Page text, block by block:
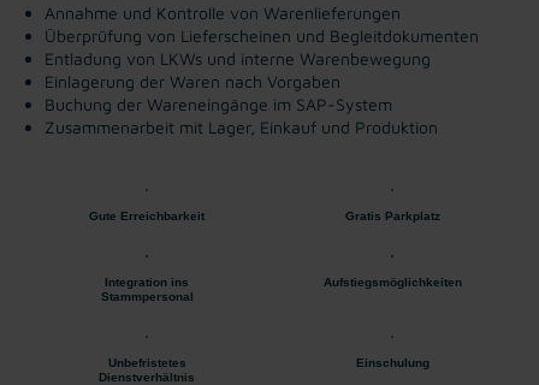
Annahme und Kontrolle von Warenlieferungen
Überprüfung von Lieferscheinen und Begleitdokumenten
Entladung von LKWs und interne Warenbewegung
Einlagerung der Waren nach Vorgaben
Buchung der Wareneingänge im SAP-System
Zusammenarbeit mit Lager, Einkauf und Produktion
Gute Erreichbarkeit Gratis Parkplatz
Integration ins
Stammpersonal
Aufstiegsmöglichkeiten
Unbefristetes
Dienstverhältnis
Einschulung